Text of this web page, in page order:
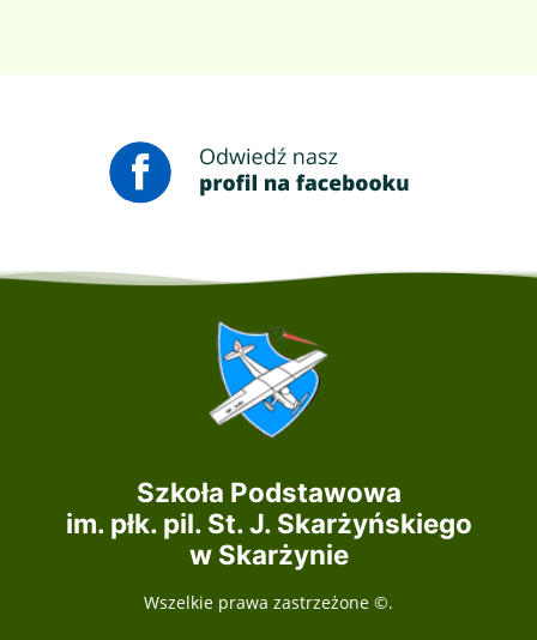
Szkoła Podstawowa
im. płk. pil. St. J. Skarżyńskiego
w Skarżynie
Wszelkie prawa zastrzeżone ©.